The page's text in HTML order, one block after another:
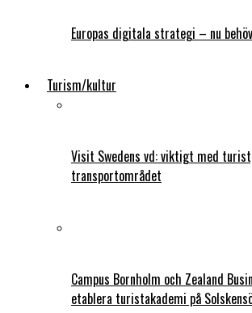
Europas digitala strategi – nu
Turism/kultur
Visit Swedens vd: viktigt med
transportområdet
Campus Bornholm och Zealand
etablera turistakademi på